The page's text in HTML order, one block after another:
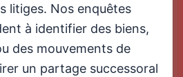
litiges. Nos enquêtes
à identifier des biens,
des mouvements de
un partage successoral